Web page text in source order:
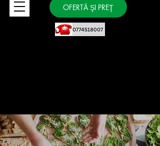
OFERTĂ ŞI PREŢ